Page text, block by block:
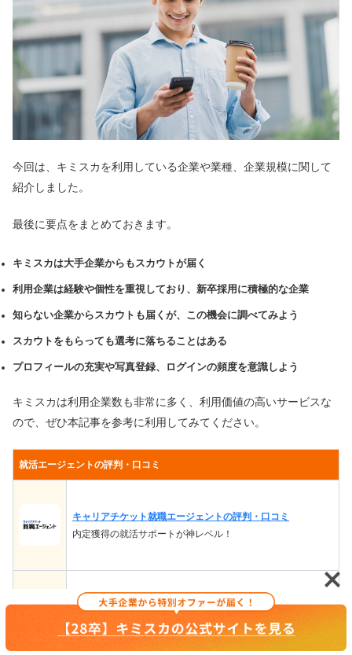
今回は、キミスカを利用している企業や業種、企業規模に関して
紹介しました。
最後に要点をまとめておきます。
キミスカは大手企業からもスカウトが届く
利用企業は経験や個性を重視しており、新卒採用に積極的な企業
知らない企業からスカウトも届くが、この機会に調べてみよう
スカウトをもらっても選考に落ちることはある
プロフィールの充実や写真登録、ログインの頻度を意識しよう
キミスカは利用企業数も非常に多く、利用価値の高いサービスな
ので、ぜひ本記事を参考に利用してみてください。
就活エージェントの評判・口コミ
キャリアチケット就職エージェントの評判・口コミ
内定獲得の就活サポートが神レベル！
キャリアパーク就職エージェントの評判・口コミ
全国各地から優良企業を厳選。大手企業の内定獲得にも強い